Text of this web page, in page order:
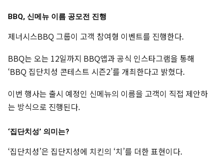
BBQ, 신메뉴 이름 공모전 진행
제너시스BBQ 그룹이 고객 참여형 이벤트를 진행한다.
BBQ는 오는 12일까지 BBQ앱과 공식 인스타그램을 통해
‘BBQ 집단치성 콘테스트 시즌2’를 개최한다고 밝혔다.
이번 행사는 출시 예정인 신메뉴의 이름을 고객이 직접 제안하
는 방식으로 진행된다.
‘집단치성’ 의미는?
‘집단치성’은 집단지성에 치킨의 ‘치’를 더한 표현이다.